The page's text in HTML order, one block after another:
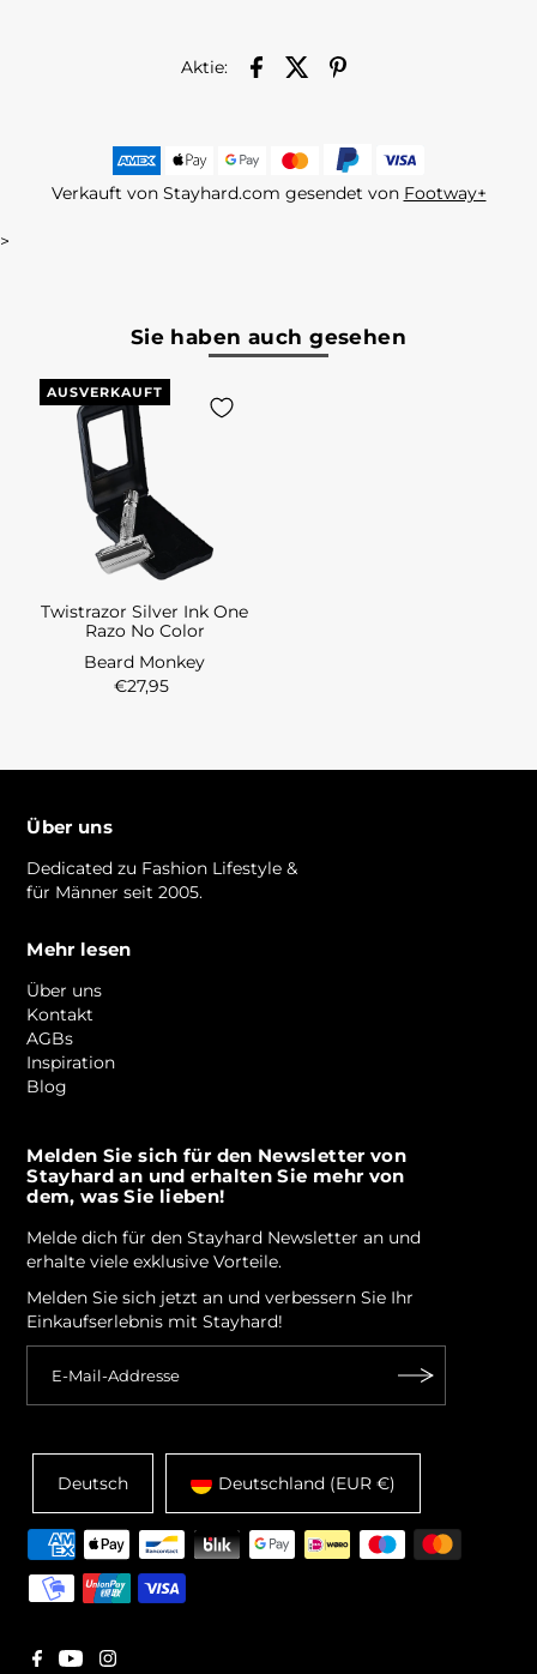
Aktie:
Verkauft von Stayhard.com gesendet von Footway+
>
Sie haben auch gesehen
AUSVERKAUFT
Twistrazor Silver Ink One
Razo No Color
Beard Monkey
€27,95
Über uns
Dedicated zu Fashion Lifestyle &
für Männer seit 2005.
Mehr lesen
Über uns
Kontakt
AGBs
Inspiration
Blog
Melden Sie sich für den Newsletter von
Stayhard an und erhalten Sie mehr von
dem, was Sie lieben!
Melde dich für den Stayhard Newsletter an und
erhalte viele exklusive Vorteile.
Melden Sie sich jetzt an und verbessern Sie Ihr
Einkaufserlebnis mit Stayhard!
Deutsch Deutschland (EUR €)